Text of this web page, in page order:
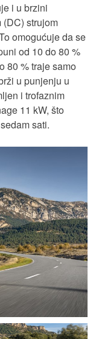
i u brzini
strujom
omogućuje da se
od 10 do 80 %
80 % traje samo
u punjenju u
i trofaznim
11 kW, što
sati.